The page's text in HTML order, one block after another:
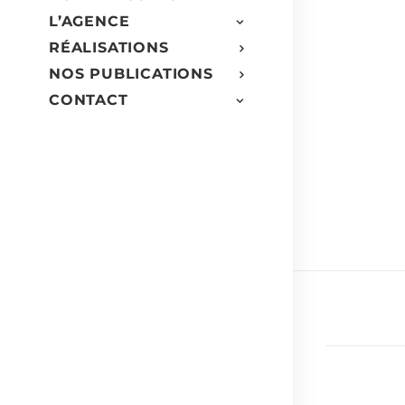
L’AGENCE
RÉALISATIONS
NOS PUBLICATIONS
CONTACT